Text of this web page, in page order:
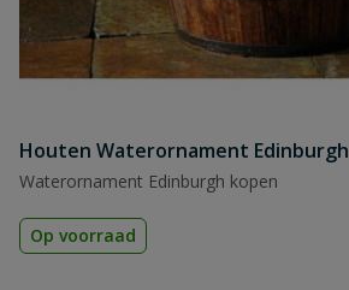
Houten Waterornament Edinburgh
Waterornament Edinburgh kopen
Op voorraad